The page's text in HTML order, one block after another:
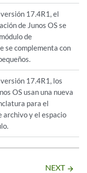
17.4R1, el
de Junos OS se
de
se complementa con
17.4R1, los
OS usan una nueva
para el
archivo y el espacio
NEXT arrow_forward